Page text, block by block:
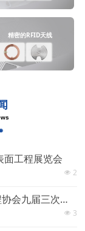
面工程展览会
넶 2
科宇承办丨北京表面工程协会九届三次会员大会
넶 3
精密的RFID天线